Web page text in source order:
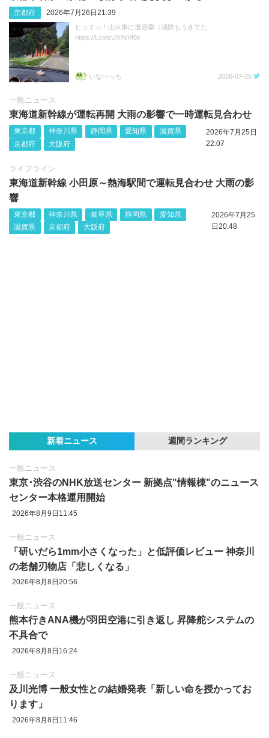
京都府 2026年7月26日21:39
ヒョエっ！山火事に遭遇😨（消防もうきてた
https://t.co/zUXIfxVf6k
いなぺっち 2026-07-26
一般ニュース
東海道新幹線が運転再開 大雨の影響で一時運転見合わせ
東京都 神奈川県 静岡県 愛知県
滋賀県
京都府
大阪府
2026年7月25日
22:07
ライフライン
東海道新幹線 小田原～熱海駅間で運転見合わせ 大雨の影
響
東京都 神奈川県 岐阜県 静岡県
愛知県
滋賀県
京都府 大阪府
2026年7月25
日20:48
新着ニュース 週間ランキング
一般ニュース
東京‪･‬渋谷のNHK放送センター 新拠点"情報棟"のニュース
センター本格運用開始
2026年8月9日11:45
一般ニュース
「研いだら1mm小さくなった」と低評価レビュー 神奈川
の老舗刃物店「悲しくなる」
2026年8月8日20:56
一般ニュース
熊本行きANA機が羽田空港に引き返し 昇降舵システムの
不具合で
2026年8月8日16:24
一般ニュース
及川光博 一般女性との結婚発表「新しい命を授かってお
ります」
2026年8月8日11:46